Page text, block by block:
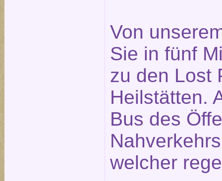
Von
Sie in fünf
zu den Lost
Heilstätten.
Bus des
welcher